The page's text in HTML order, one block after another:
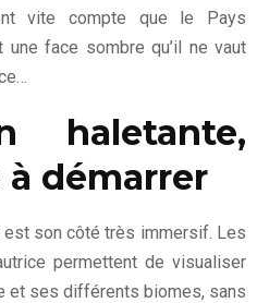
vite compte que le Pays
face sombre qu’il ne vaut
haletante,
démarrer
son côté très immersif. Les
permettent de visualiser
et ses différents biomes, sans